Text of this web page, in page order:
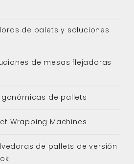
de palets y soluciones
de mesas flejadoras
de pallets
Wrapping Machines
de pallets de versión